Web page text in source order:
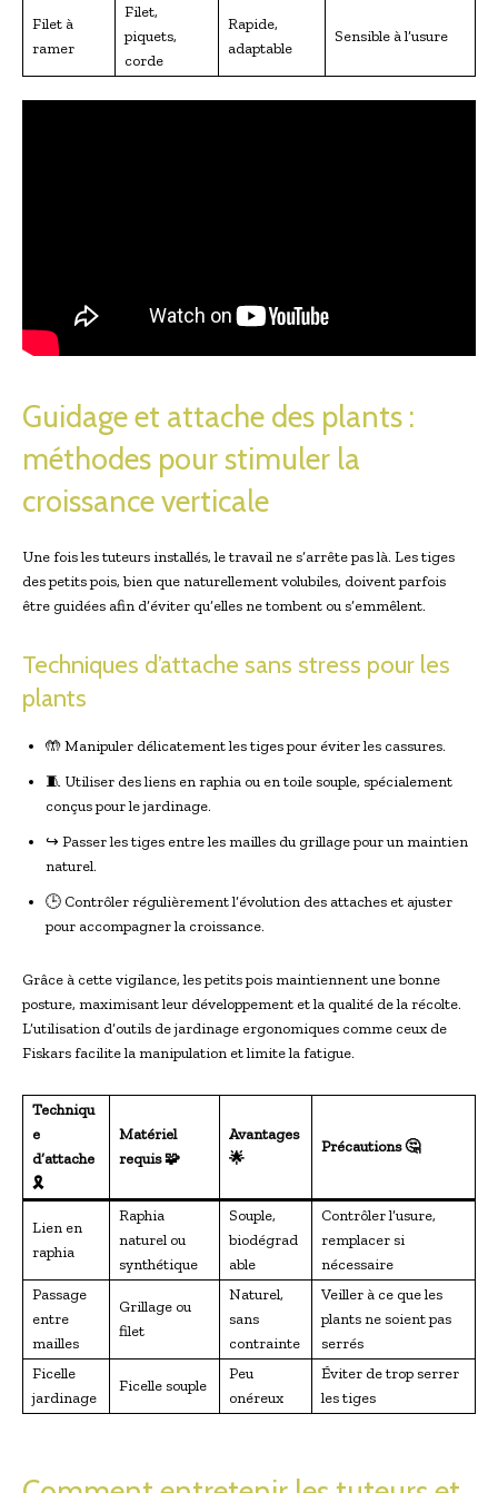
Filet à
ramer
Filet,
piquets,
corde
Rapide,
adaptable
Sensible à l’usure
Guidage et attache des plants :
méthodes pour stimuler la
croissance verticale
Une fois les tuteurs installés, le travail ne s’arrête pas là. Les tiges
des petits pois, bien que naturellement volubiles, doivent parfois
être guidées afin d’éviter qu’elles ne tombent ou s’emmêlent.
Techniques d’attache sans stress pour les
plants
🤲 Manipuler délicatement les tiges pour éviter les cassures.
🧵 Utiliser des liens en raphia ou en toile souple, spécialement
conçus pour le jardinage.
↪️ Passer les tiges entre les mailles du grillage pour un maintien
naturel.
🕒 Contrôler régulièrement l’évolution des attaches et ajuster
pour accompagner la croissance.
Grâce à cette vigilance, les petits pois maintiennent une bonne
posture, maximisant leur développement et la qualité de la récolte.
L’utilisation d’outils de jardinage ergonomiques comme ceux de
Fiskars facilite la manipulation et limite la fatigue.
Techniqu
e
d’attache
🎗
Matériel
requis 🧩
Avantages
🌟
Précautions 🤔
Lien en
raphia
Raphia
naturel ou
synthétique
Souple,
biodégrad
able
Contrôler l’usure,
remplacer si
nécessaire
Passage
entre
mailles
Grillage ou
filet
Naturel,
sans
contrainte
Veiller à ce que les
plants ne soient pas
serrés
Ficelle
jardinage
Ficelle souple
Peu
onéreux
Éviter de trop serrer
les tiges